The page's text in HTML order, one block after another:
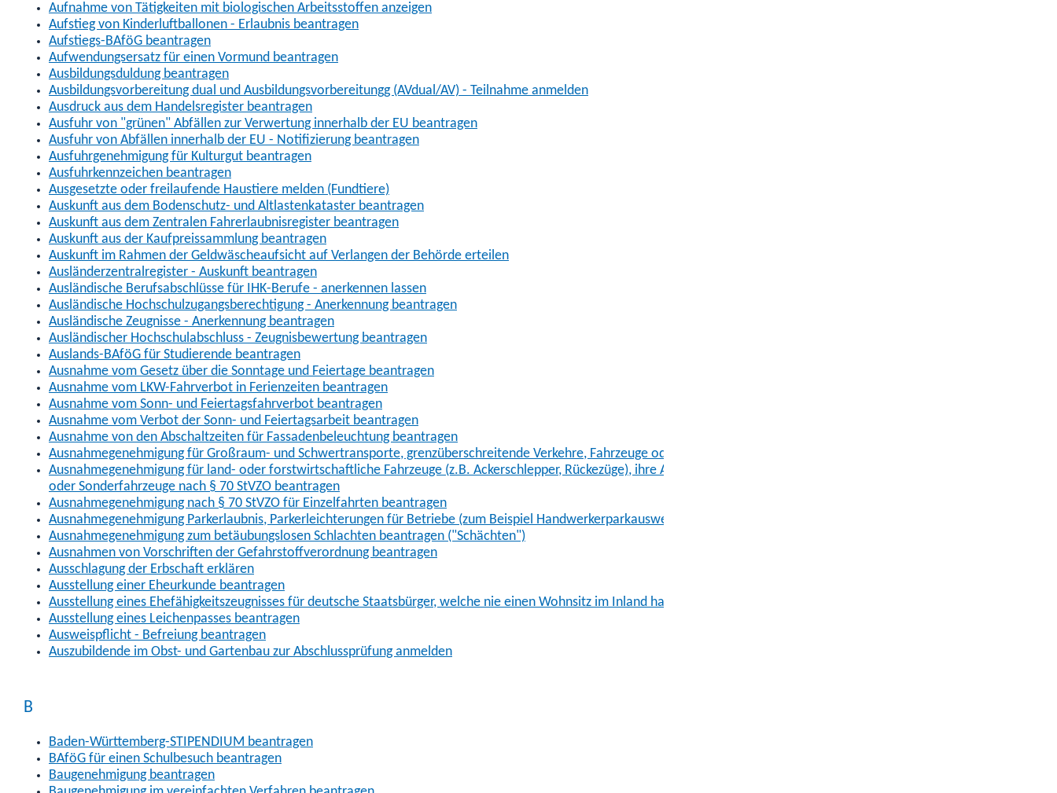
Aufnahme von Tätigkeiten mit biologischen Arbeitsstoffen anzeigen
Aufstieg von Kinderluftballonen - Erlaubnis beantragen
Aufstiegs-BAföG beantragen
Aufwendungsersatz für einen Vormund beantragen
Ausbildungsduldung beantragen
Ausbildungsvorbereitung dual und Ausbildungsvorbereitungg (AVdual/AV) - Teilnahme anmelden
Ausdruck aus dem Handelsregister beantragen
Ausfuhr von "grünen" Abfällen zur Verwertung innerhalb der EU beantragen
Ausfuhr von Abfällen innerhalb der EU - Notifizierung beantragen
Ausfuhrgenehmigung für Kulturgut beantragen
Ausfuhrkennzeichen beantragen
Ausgesetzte oder freilaufende Haustiere melden (Fundtiere)
Auskunft aus dem Bodenschutz- und Altlastenkataster beantragen
Auskunft aus dem Zentralen Fahrerlaubnisregister beantragen
Auskunft aus der Kaufpreissammlung beantragen
Auskunft im Rahmen der Geldwäscheaufsicht auf Verlangen der Behörde erteilen
Ausländerzentralregister - Auskunft beantragen
Ausländische Berufsabschlüsse für IHK-Berufe - anerkennen lassen
Ausländische Hochschulzugangsberechtigung - Anerkennung beantragen
Ausländische Zeugnisse - Anerkennung beantragen
Ausländischer Hochschulabschluss - Zeugnisbewertung beantragen
Auslands-BAföG für Studierende beantragen
Ausnahme vom Gesetz über die Sonntage und Feiertage beantragen
Ausnahme vom LKW-Fahrverbot in Ferienzeiten beantragen
Ausnahme vom Sonn- und Feiertagsfahrverbot beantragen
Ausnahme vom Verbot der Sonn- und Feiertagsarbeit beantragen
Ausnahme von den Abschaltzeiten für Fassadenbeleuchtung beantragen
Ausnahmegenehmigung für Großraum- und Schwertransporte, grenzüberschreitende Verkehre, Fahrzeuge oder Fahrzeugkombinationen nach § 70 StVZO beantragen
Ausnahmegenehmigung für land- oder forstwirtschaftliche Fahrzeuge (z.B. Ackerschlepper, Rückezüge), ihre Anhänger, Arbeitsmaschinen (z.B. Gabelstapler, Mähdrescher)
oder Sonderfahrzeuge nach § 70 StVZO beantragen
Ausnahmegenehmigung nach § 70 StVZO für Einzelfahrten beantragen
Ausnahmegenehmigung Parkerlaubnis, Parkerleichterungen für Betriebe (zum Beispiel Handwerkerparkausweis)
Ausnahmegenehmigung zum betäubungslosen Schlachten beantragen ("Schächten")
Ausnahmen von Vorschriften der Gefahrstoffverordnung beantragen
Ausschlagung der Erbschaft erklären
Ausstellung einer Eheurkunde beantragen
Ausstellung eines Ehefähigkeitszeugnisses für deutsche Staatsbürger, welche nie einen Wohnsitz im Inland hatten
Ausstellung eines Leichenpasses beantragen
Ausweispflicht - Befreiung beantragen
Auszubildende im Obst- und Gartenbau zur Abschlussprüfung anmelden
B
Baden-Württemberg-STIPENDIUM beantragen
BAföG für einen Schulbesuch beantragen
Baugenehmigung beantragen